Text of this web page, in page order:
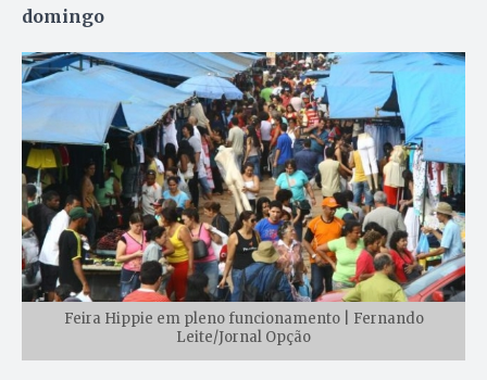
domingo
Feira Hippie em pleno funcionamento | Fernando
Leite/Jornal Opção